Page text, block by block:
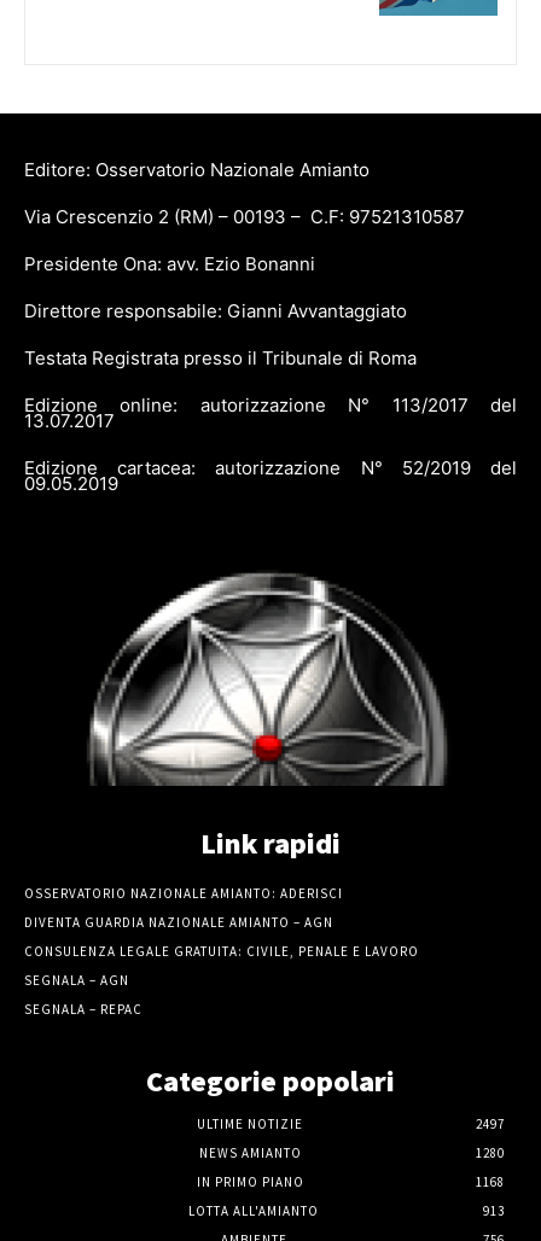
Editore: Osservatorio Nazionale Amianto
Via Crescenzio 2 (RM) – 00193 – C.F: 97521310587
Presidente Ona: avv. Ezio Bonanni
Direttore responsabile: Gianni Avvantaggiato
Testata Registrata presso il Tribunale di Roma
Edizione online: autorizzazione N° 113/2017 del
13.07.2017
Edizione cartacea: autorizzazione N° 52/2019 del
09.05.2019
Link rapidi
OSSERVATORIO NAZIONALE AMIANTO: ADERISCI
DIVENTA GUARDIA NAZIONALE AMIANTO – AGN
CONSULENZA LEGALE GRATUITA: CIVILE, PENALE E LAVORO
SEGNALA – AGN
SEGNALA – REPAC
Categorie popolari
ULTIME NOTIZIE
2497
NEWS AMIANTO
1280
IN PRIMO PIANO
1168
LOTTA ALL'AMIANTO
913